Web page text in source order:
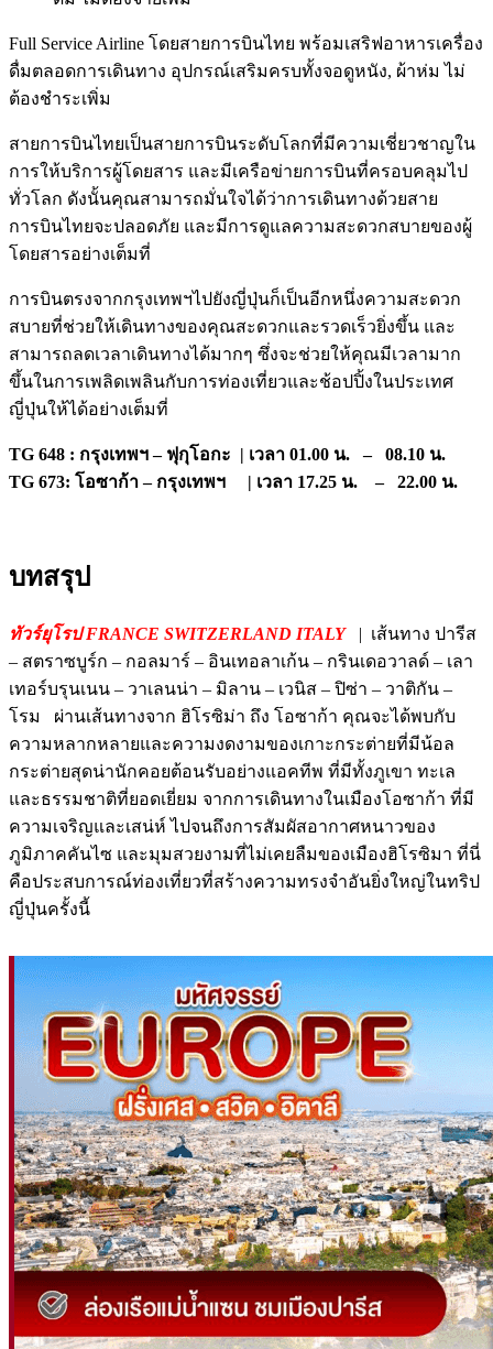
Full Service Airline โดยสายการบินไทย พร้อมเสริฟอาหารเครื่อง
ดื่มตลอดการเดินทาง อุปกรณ์เสริมครบทั้งจอดูหนัง, ผ้าห่ม ไม่
ต้องชำระเพิ่ม
สายการบินไทยเป็นสายการบินระดับโลกที่มีความเชี่ยวชาญใน
การให้บริการผู้โดยสาร และมีเครือข่ายการบินที่ครอบคลุมไป
ทั่วโลก ดังนั้นคุณสามารถมั่นใจได้ว่าการเดินทางด้วยสาย
การบินไทยจะปลอดภัย และมีการดูแลความสะดวกสบายของผู้
โดยสารอย่างเต็มที่
การบินตรงจากกรุงเทพฯไปยังญี่ปุ่นก็เป็นอีกหนึ่งความสะดวก
สบายที่ช่วยให้เดินทางของคุณสะดวกและรวดเร็วยิ่งขึ้น และ
สามารถลดเวลาเดินทางได้มากๆ ซึ่งจะช่วยให้คุณมีเวลามาก
ขึ้นในการเพลิดเพลินกับการท่องเที่ยวและช้อปปิ้งในประเทศ
ญี่ปุ่นให้ได้อย่างเต็มที่
TG 648 : กรุงเทพฯ – ฟุกุโอกะ | เวลา 01.00 น. – 08.10 น.
TG 673: โอซาก้า – กรุงเทพฯ | เวลา 17.25 น. – 22.00 น.
บทสรุป
ทัวร์ยุโรป FRANCE SWITZERLAND ITALY | เส้นทาง ปารีส
– สตราซบูร์ก – กอลมาร์ – อินเทอลาเก้น – กรินเดอวาลด์ – เลา
เทอร์บรุนเนน – วาเลนน่า – มิลาน – เวนิส – ปิซ่า – วาติกัน –
โรม ผ่านเส้นทางจาก ฮิโรซิม่า ถึง โอซาก้า คุณจะได้พบกับ
ความหลากหลายและความงดงามของเกาะกระต่ายที่มีน้อล
กระต่ายสุดน่านักคอยต้อนรับอย่างแอคทีพ ที่มีทั้งภูเขา ทะเล
และธรรมชาติที่ยอดเยี่ยม จากการเดินทางในเมืองโอซาก้า ที่มี
ความเจริญและเสน่ห์ ไปจนถึงการสัมผัสอากาศหนาวของ
ภูมิภาคคันไซ และมุมสวยงามที่ไม่เคยลืมของเมืองฮิโรซิมา ที่นี่
คือประสบการณ์ท่องเที่ยวที่สร้างความทรงจำอันยิ่งใหญ่ในทริป
ญี่ปุ่นครั้งนี้